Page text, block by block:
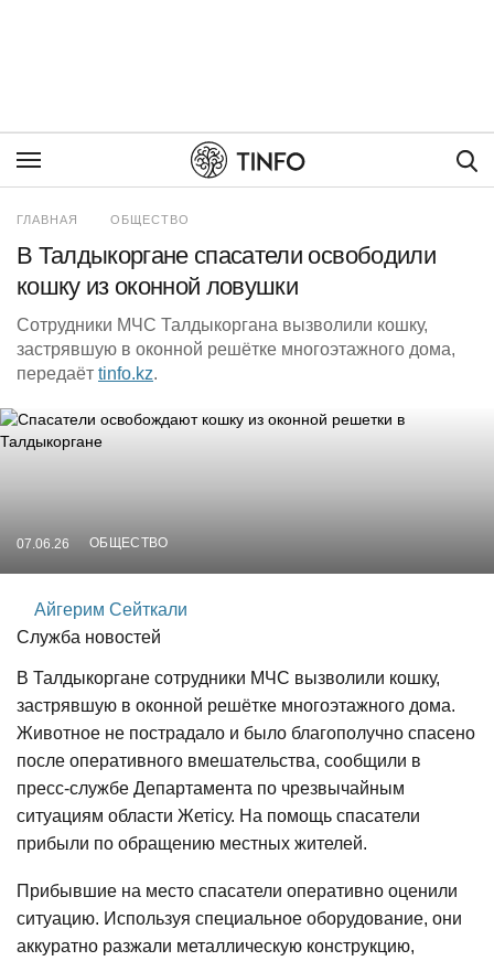
ГЛАВНАЯ ОБЩЕСТВО
В Талдыкоргане спасатели освободили
кошку из оконной ловушки
Сотрудники МЧС Талдыкоргана вызволили кошку,
застрявшую в оконной решётке многоэтажного дома,
передаёт tinfo.kz.
07.06.26 ОБЩЕСТВО
Айгерим Сейткали
Служба новостей
В Талдыкоргане сотрудники МЧС вызволили кошку,
застрявшую в оконной решётке многоэтажного дома.
Животное не пострадало и было благополучно спасено
после оперативного вмешательства, сообщили в
пресс-службе Департамента по чрезвычайным
ситуациям области Жетісу. На помощь спасатели
прибыли по обращению местных жителей.
Прибывшие на место спасатели оперативно оценили
ситуацию. Используя специальное оборудование, они
аккуратно разжали металлическую конструкцию,